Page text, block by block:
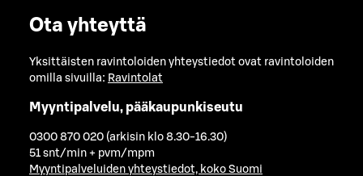
Ota yhteyttä
Yksittäisten ravintoloiden yhteystiedot ovat ravintoloiden
omilla sivuilla: Ravintolat
Myyntipalvelu, pääkaupunkiseutu
0300 870 020 (arkisin klo 8.30-16.30)
51 snt/min + pvm/mpm
Myyntipalveluiden yhteystiedot, koko Suomi